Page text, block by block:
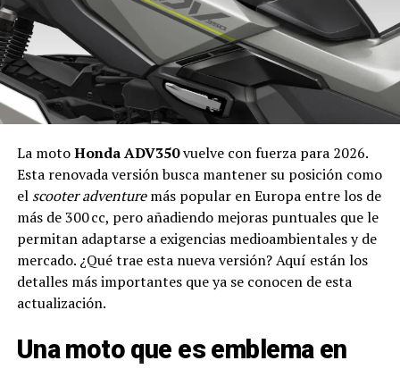
La motoHonda ADV350vuelve con fuerza para 2026.
Esta renovada versión busca mantener su posición como
el scooter adventuremás popular en Europa entre los de
más de 300 cc, pero añadiendo mejoras puntuales que le
permitan adaptarse a exigencias medioambientales y de
mercado. ¿Qué trae esta nueva versión? Aquí están los
detalles más importantes que ya se conocen de esta
actualización.
Una moto que es emblema en